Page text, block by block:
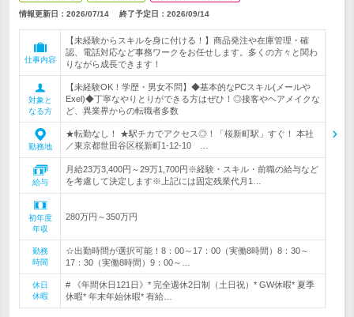
情報更新日：2026/07/14 終了予定日： 2026/09/14
仕事内容
【未経験からスキルを身に付ける！】商品発注や在庫管理・確
認、電話対応など事務ワークをお任せします。多くの方々と関わ
りながら成長できます！
対象と
なる方
【未経験OK！学歴・男女不問】◆基本的なPCスキル(メールや
Exel)◆丁寧なやりとりができる方はぜひ！◎接客やヘアメイクな
ど、異業界からの転職者多数
勤務地
★転勤なし！ ★駅チカでアクセス◎！「桜新町駅」すぐ！ 本社
／東京都世田谷区桜新町1-12-10 …
給与
月給23万3,400円～29万1,700円※経験・スキル・前職の給与など
を考慮して決定します※上記には固定残業代月1…
初年度
年収
280万円～350万円
勤務
時間
☆出勤時間が選択可能！8：00～17：00（実働8時間）8：30～
17：30（実働8時間）9：00～…
休日
休暇
# 《年間休日121日》* 完全週休2日制（土日祝）* GW休暇* 夏季
休暇* 年末年始休暇* 有給…